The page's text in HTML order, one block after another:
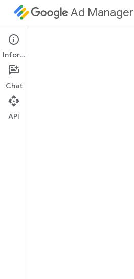
Ad Manager
Configura Google Mobile Ads SDK
Notas de la versión
Información
Chat
API